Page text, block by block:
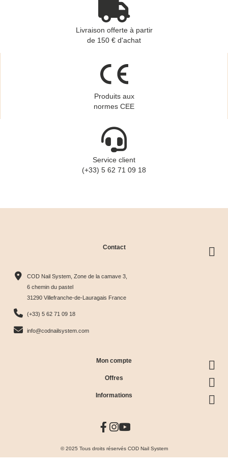
Livraison offerte à partir
de 150 € d'achat
Produits aux
normes CEE
Service client
(+33) 5 62 71 09 18
Contact
COD Nail System, Zone de la camave 3,
6 chemin du pastel
31290 Villefranche-de-Lauragais France
(+33) 5 62 71 09 18
info@codnailsystem.com
Mon compte
Offres
Informations
© 2025 Tous droits réservés COD Nail System